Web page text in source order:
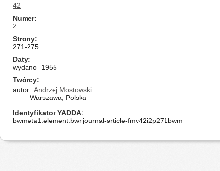
42
Numer
2
Strony
271-275
Daty
wydano
1955
Twórcy
autor
Andrzej Mostowski
Warszawa, Polska
Identyfikator YADDA
bwmeta1.element.bwnjournal-article-fmv42i2p271bwm